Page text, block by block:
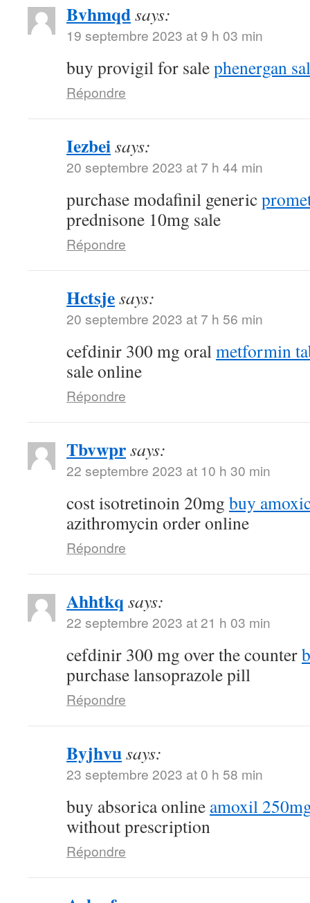
Bvhmqdsays:
19 septembre 2023 at 9 h 03 min
buy provigil for salephenergan
Répondre
Iezbeisays:
20 septembre 2023 at 7 h 44 min
purchase modafinil generic
prednisone 10mg sale
Répondre
Hctsjesays:
20 septembre 2023 at 7 h 56 min
cefdinir 300 mg oralmetformin
sale online
Répondre
Tbvwprsays:
22 septembre 2023 at 10 h 30 min
cost isotretinoin 20mg buy
azithromycin order online
Répondre
Ahhtkq says:
22 septembre 2023 at 21 h 03 min
cefdinir 300 mg over the counter
purchase lansoprazole pill
Répondre
Byjhvusays:
23 septembre 2023 at 0 h 58 min
buy absorica online amoxil
without prescription
Répondre